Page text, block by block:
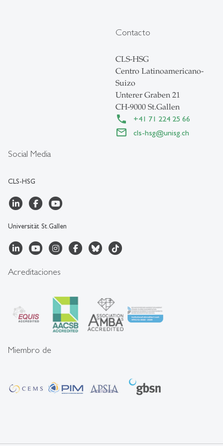
Social Media
CLS-HSG
Universität St.Gallen
Contacto
CLS-HSG
Centro Latinoamericano-
Suizo
Unterer Graben 21
CH-9000 St.Gallen
+41 71 224 25 66
cls-hsg@unisg.ch
Acreditaciones
Miembro de